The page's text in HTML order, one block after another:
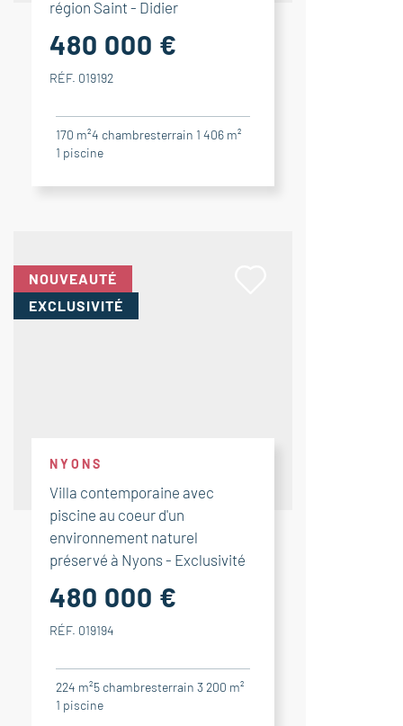
région Saint - Didier
480 000 €
RÉF. 019192
170 m²4 chambresterrain 1 406 m²
1 piscine
NOUVEAUTÉ
EXCLUSIVITÉ
NYONS
Villa contemporaine avec
piscine au coeur d'un
environnement naturel
préservé à Nyons - Exclusivité
480 000 €
RÉF. 019194
224 m²5 chambresterrain 3 200 m²
1 piscine